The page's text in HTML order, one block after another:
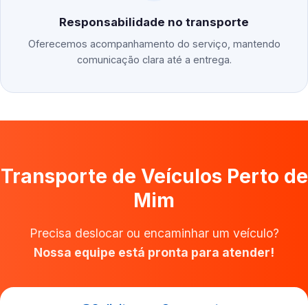
Responsabilidade no transporte
Oferecemos acompanhamento do serviço, mantendo
comunicação clara até a entrega.
Transporte de Veículos Perto de
Mim
Precisa deslocar ou encaminhar um veículo?
Nossa equipe está pronta para atender!